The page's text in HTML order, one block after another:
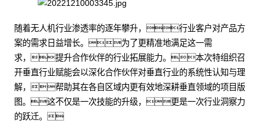
随着无人机行业渗透率的逐年攀升，行业客户对产品方
案的需求日益增长。为了更精准地满足这一需
求，提升合作伙伴的行业拓展能力。本次特组织召
开垂直行业赋能会以深化合作伙伴对垂直行业的系统性认知与理
解，帮助其在各自区域内更有效地深耕垂直领域的项目版
图。这不仅是一次技能的升级，更是一次行业洞察力
的跃迁。